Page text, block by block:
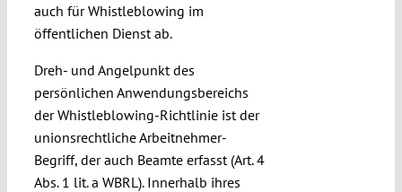
auch für Whistleblowing im
öffentlichen Dienst ab.
Dreh- und Angelpunkt des
persönlichen Anwendungsbereichs
der Whistleblowing-Richtlinie ist der
unionsrechtliche Arbeitnehmer-
Begriff, der auch Beamte erfasst (Art. 4
Abs. 1 lit. a WBRL). Innerhalb ihres